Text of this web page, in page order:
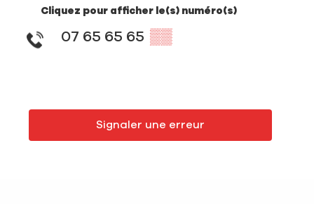
Cliquez pour afficher le(s) numéro(s)
07 65 65 65 ▒▒
Signaler une erreur